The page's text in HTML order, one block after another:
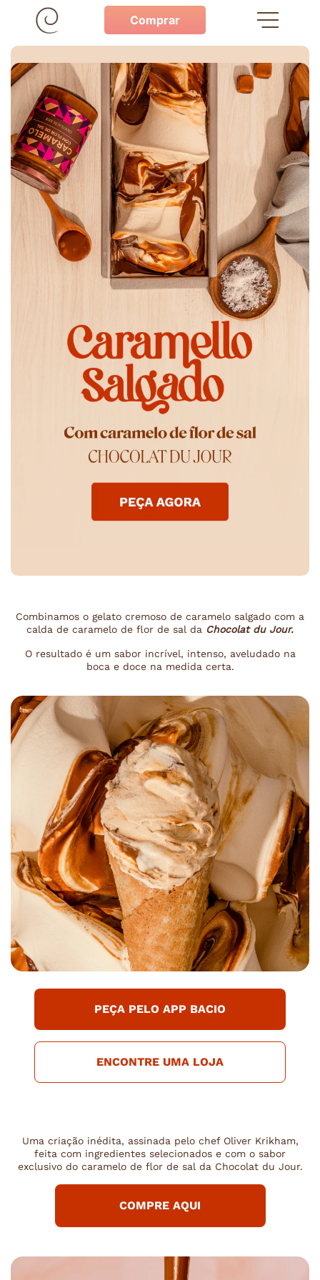
Comprar
Combinamos o gelato cremoso de caramelo salgado com a
calda de caramelo de flor de sal da Chocolat du Jour.
O resultado é um sabor incrível, intenso, aveludado na
boca e doce na medida certa.
PEÇA PELO APP BACIO
ENCONTRE UMA LOJA
Uma criação inédita, assinada pelo chef Oliver Krikham,
feita com ingredientes selecionados e com o sabor
exclusivo do caramelo de flor de sal da Chocolat du Jour.
COMPRE AQUI